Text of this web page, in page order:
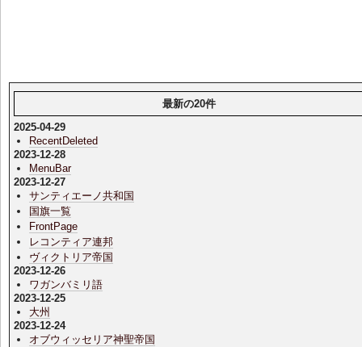
最新の20件
2025-04-29
RecentDeleted
2023-12-28
MenuBar
2023-12-27
サンティエーノ共和国
国旗一覧
FrontPage
レコンティア連邦
ヴィクトリア帝国
2023-12-26
ワガンバミリ語
2023-12-25
大州
2023-12-24
オブウィッセリア神聖帝国